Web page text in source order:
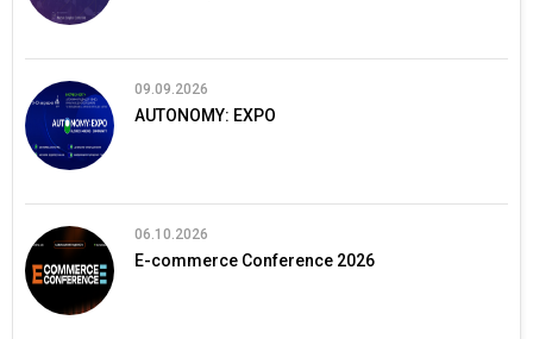
09.09.2026
AUTONOMY: EXPO
06.10.2026
E-commerce Conference 2026